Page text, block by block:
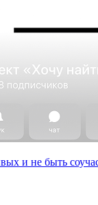
и не быть